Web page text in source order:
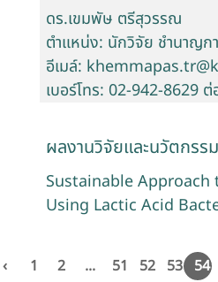
ดร.เขมพัษ ตรีสุวรรณ
ตำแหน่ง: นักวิจัย ชำนาญก
อีเมล์:
เบอร์โทร: 02-942-8629
ผลงานวิจัยและนวัตกรรม
Sustainable
Using Lactic Acid
‹ 1 2 ... 51 52 53 54